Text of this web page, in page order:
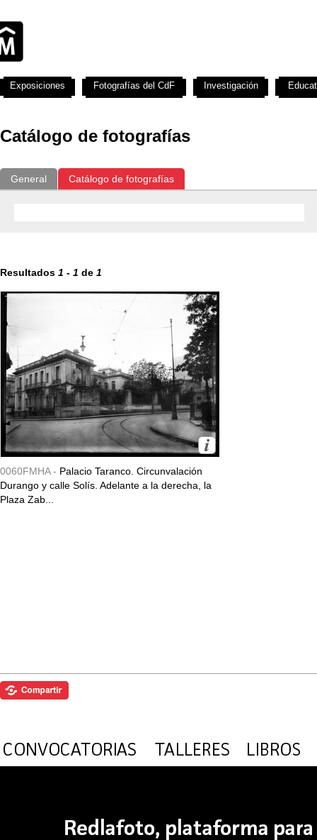
Catálogo de fotografías
General Catálogo de fotografías
Resultados 1 - 1 de 1
0060FMHA - Palacio Taranco. Circunvalación
Durango y calle Solís. Adelante a la derecha, la
Plaza Zab...
Exposiciones Fotografías del CdF Investigación